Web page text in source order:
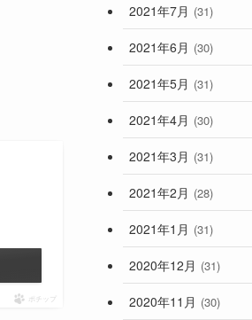
ポチップ
2021年7月 (31)
2021年6月 (30)
2021年5月 (31)
2021年4月 (30)
2021年3月 (31)
2021年2月 (28)
2021年1月 (31)
2020年12月 (31)
2020年11月 (30)